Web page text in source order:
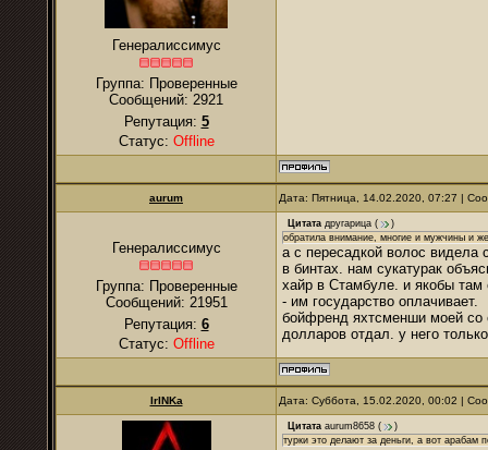
Генералиссимус
Группа: Проверенные
Сообщений: 2921
Репутация: 5
Статус: Offline
аurum Дата: Пятница, 14.02.2020, 07:27 |
Генералиссимус
Группа: Проверенные
Сообщений: 21951
Репутация: 6
Статус: Offline
Цитата другарица (
)
обратила внимание, многие и мужчины и
а с пересадкой волос видела
в бинтах. нам сукатурак
хайр в Стамбуле. и якобы там
- им государство оплачивает.
бойфренд яхтсменши моей со
долларов отдал. у него
IrINKa Дата: Суббота, 15.02.2020, 00:02 |
Цитата aurum8658 (
)
турки это делают за деньги, а вот арабам